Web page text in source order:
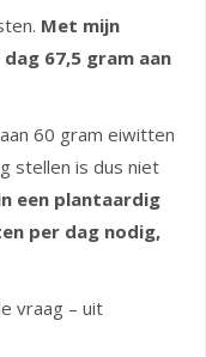
Met mijn
67,5 gram aan
60 gram eiwitten
stellen is dus niet
een plantaardig
per dag nodig,
vraag – uit